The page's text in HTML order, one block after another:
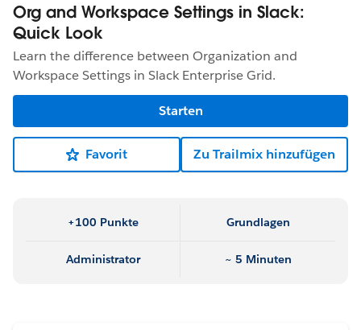
Org and Workspace Settings in Slack:
Quick Look
Learn the difference between Organization and
Workspace Settings in Slack Enterprise Grid.
Starten
Favorit Zu Trailmix hinzufügen
+100 Punkte Grundlagen
Administrator ~ 5 Minuten